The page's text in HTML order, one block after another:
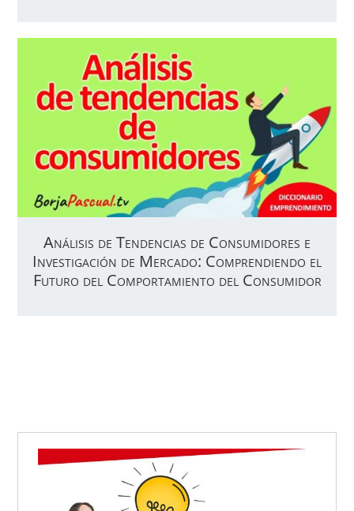
Análisis de Tendencias de Consumidores e
Investigación de Mercado: Comprendiendo el
Futuro del Comportamiento del Consumidor